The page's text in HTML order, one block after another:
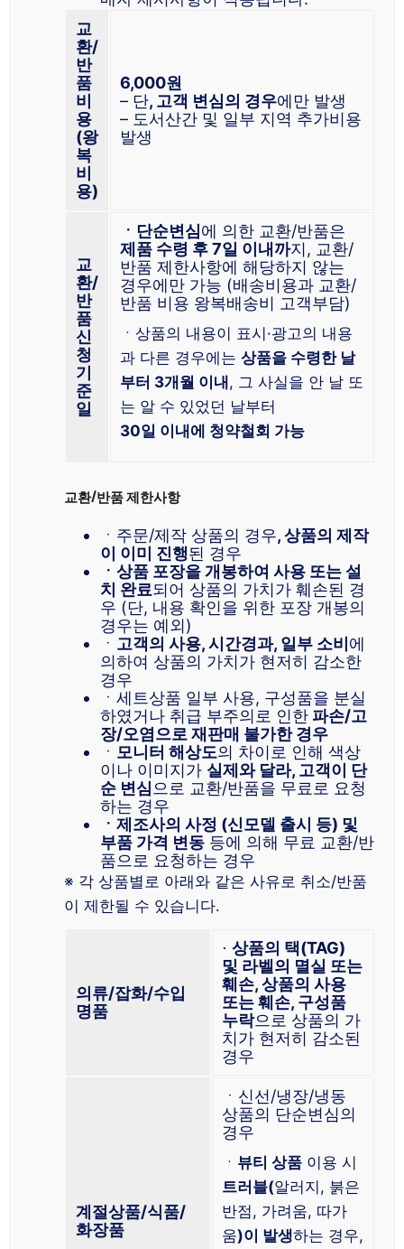
교
환/
반
품
비
용
(왕
복
비
용)
6,000원
– 단, 고객 변심의 경우에만 발생
– 도서산간 및 일부 지역 추가비용
발생
교
환/
반
품
신
청
기
준
일
ㆍ단순변심에 의한 교환/반품은
제품 수령 후 7일 이내까지, 교환/
반품 제한사항에 해당하지 않는
경우에만 가능 (배송비용과 교환/
반품 비용 왕복배송비 고객부담)
ㆍ상품의 내용이 표시·광고의 내용
과 다른 경우에는 상품을 수령한 날
부터 3개월 이내, 그 사실을 안 날 또
는 알 수 있었던 날부터
30일 이내에 청약철회 가능
교환/반품 제한사항
ㆍ주문/제작 상품의 경우, 상품의 제작
이 이미 진행된 경우
ㆍ상품 포장을 개봉하여 사용 또는 설
치 완료되어 상품의 가치가 훼손된 경
우 (단, 내용 확인을 위한 포장 개봉의
경우는 예외)
ㆍ 고객의 사용, 시간경과, 일부 소비에
의하여 상품의 가치가 현저히 감소한
경우
ㆍ세트상품 일부 사용, 구성품을 분실
하였거나 취급 부주의로 인한 파손/고
장/오염으로 재판매 불가한 경우
ㆍ 모니터 해상도의 차이로 인해 색상
이나 이미지가 실제와 달라, 고객이 단
순 변심 으로 교환/반품을 무료로 요청
하는 경우
ㆍ제조사의 사정 (신모델 출시 등) 및
부품 가격 변동 등에 의해 무료 교환/반
품으로 요청하는 경우
※ 각 상품별로 아래와 같은 사유로 취소/반품
이 제한될 수 있습니다.
의류/잡화/수입
명품
⋅ 상품의 택(TAG)
및 라벨의 멸실 또는
훼손, 상품의 사용
또는 훼손, 구성품
누락으로 상품의 가
치가 현저히 감소된
경우
계절상품/식품/
화장품
ㆍ신선/냉장/냉동
상품의 단순변심의
경우
ㆍ 뷰티 상품 이용 시
트러블(알러지, 붉은
반점, 가려움, 따가
움)이 발생하는 경우,